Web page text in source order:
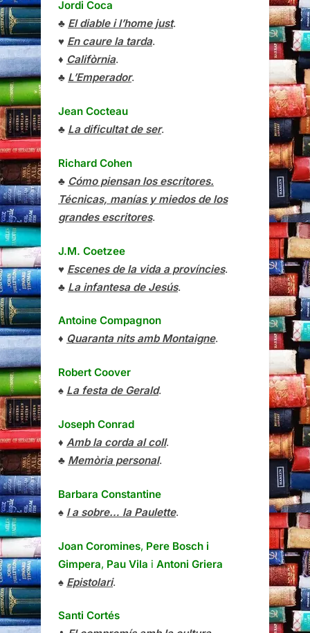
Jordi Coca
♣ El diable i l’home just.
♥ En caure la tarda.
♦ Califòrnia.
♣ L’Emperador.
Jean Cocteau
♣ La dificultat de ser.
Richard Cohen
♣ Cómo piensan los escritores.
Técnicas, manías y miedos de los
grandes escritores.
J.M. Coetzee
♥ Escenes de la vida a províncies.
♣ La infantesa de Jesús.
Antoine Compagnon
♦ Quaranta nits amb Montaigne.
Robert Coover
♠ La festa de Gerald.
Joseph Conrad
♦ Amb la corda al coll.
♣ Memòria personal.
Barbara Constantine
♠ I a sobre… la Paulette.
Joan Coromines, Pere Bosch i
Gimpera, Pau Vila i Antoni Griera
♠ Epistolari.
Santi Cortés